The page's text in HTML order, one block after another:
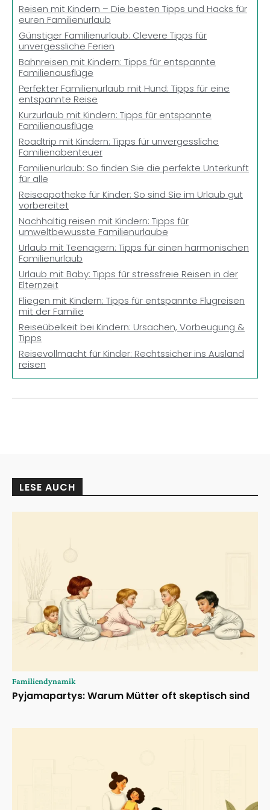
Reisen mit Kindern – Die besten Tipps und Hacks für
euren Familienurlaub
Günstiger Familienurlaub: Clevere Tipps für
unvergessliche Ferien
Bahnreisen mit Kindern: Tipps für entspannte
Familienausflüge
Perfekter Familienurlaub mit Hund: Tipps für eine
entspannte Reise
Kurzurlaub mit Kindern: Tipps für entspannte
Familienausflüge
Roadtrip mit Kindern: Tipps für unvergessliche
Familienabenteuer
Familienurlaub: So finden Sie die perfekte Unterkunft
für alle
Reiseapotheke für Kinder: So sind Sie im Urlaub gut
vorbereitet
Nachhaltig reisen mit Kindern: Tipps für
umweltbewusste Familienurlaube
Urlaub mit Teenagern: Tipps für einen harmonischen
Familienurlaub
Urlaub mit Baby: Tipps für stressfreie Reisen in der
Elternzeit
Fliegen mit Kindern: Tipps für entspannte Flugreisen
mit der Familie
Reiseübelkeit bei Kindern: Ursachen, Vorbeugung &
Tipps
Reisevollmacht für Kinder: Rechtssicher ins Ausland
reisen
LESE AUCH
Familiendynamik
Pyjamapartys: Warum Mütter oft skeptisch sind